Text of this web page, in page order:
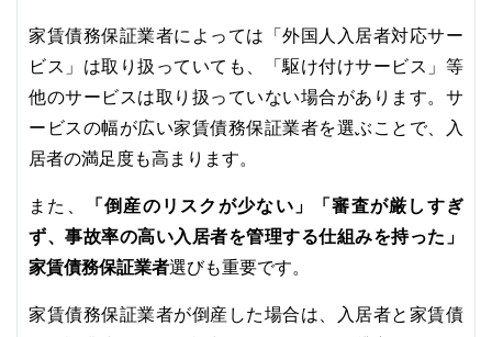
家賃債務保証業者によっては「外国人入居者対応サー
ビス」は取り扱っていても、「駆け付けサービス」等
他のサービスは取り扱っていない場合があります。サ
ービスの幅が広い家賃債務保証業者を選ぶことで、入
居者の満足度も高まります。
また、
「倒産のリスクが少ない」「審査が厳しすぎ
ず、事故率の高い入居者を管理する仕組みを持った」
家賃債務保証業者選びも重要です。
家賃債務保証業者が倒産した場合は、入居者と家賃債